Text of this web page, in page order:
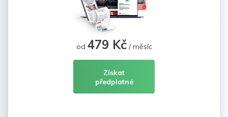
od 479 Kč/ měsíc
Získat
předplatné